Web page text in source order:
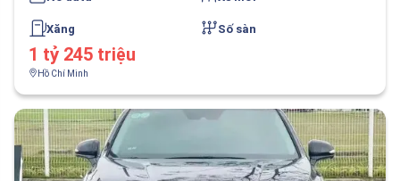
Xăng Số sàn
1 tỷ 245 triệu
Hồ Chí Minh